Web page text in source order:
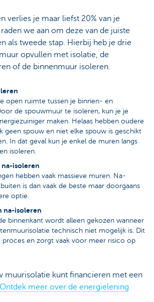
verlies je maar liefst 20% van je
we aan om deze van de juiste
als tweede stap. Hierbij heb je drie
opvullen met isolatie, de
of de binnenmuur isoleren.
open ruimte tussen je binnen- en
de spouwmuur te isoleren, kun je je
maken. Helaas hebben oudere
geen spouw en niet elke spouw is geschikt
In dat geval kun je enkel de muren langs
isoleren.
isoleren
hebben vaak massieve muren. Na-
is dan vaak de beste maar doorgaans
optie.
na-isoleren
binnenkant wordt alleen gekozen wanneer
technisch niet mogelijk is. Dit
proces en zorgt vaak voor meer risico op
muurisolatie kunt financieren met een
meer over de energielening